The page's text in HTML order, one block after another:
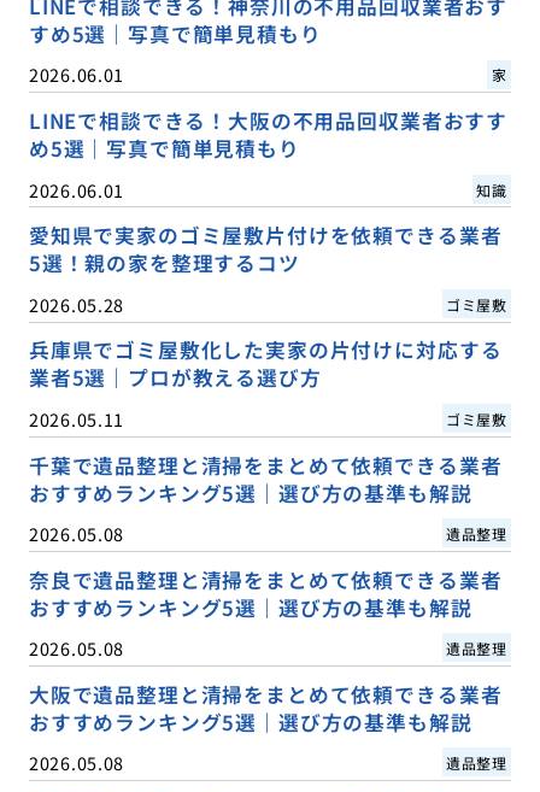
LINEで相談できる！神奈川の不用品回収業者おす
すめ5選｜写真で簡単見積もり
2026.06.01 家
LINEで相談できる！大阪の不用品回収業者おすす
め5選｜写真で簡単見積もり
2026.06.01 知識
愛知県で実家のゴミ屋敷片付けを依頼できる業者
5選！親の家を整理するコツ
2026.05.28 ゴミ屋敷
兵庫県でゴミ屋敷化した実家の片付けに対応する
業者5選｜プロが教える選び方
2026.05.11 ゴミ屋敷
千葉で遺品整理と清掃をまとめて依頼できる業者
おすすめランキング5選｜選び方の基準も解説
2026.05.08 遺品整理
奈良で遺品整理と清掃をまとめて依頼できる業者
おすすめランキング5選｜選び方の基準も解説
2026.05.08 遺品整理
大阪で遺品整理と清掃をまとめて依頼できる業者
おすすめランキング5選｜選び方の基準も解説
2026.05.08 遺品整理